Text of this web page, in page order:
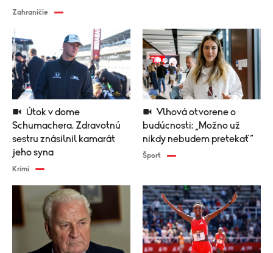
Zahraničie
Schumachera. Zdravotnú
sestru znásilnil kamarát
jeho syna
Krimi
budúcnosti: „Možno už
nikdy nebudem pretekať“
Šport